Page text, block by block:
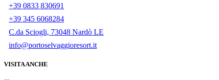
+39 0833 830691
+39 345 6068284
C.da Sciogli, 73048 Nardò LE
info@portoselvaggioresort.it
VISITA ANCHE